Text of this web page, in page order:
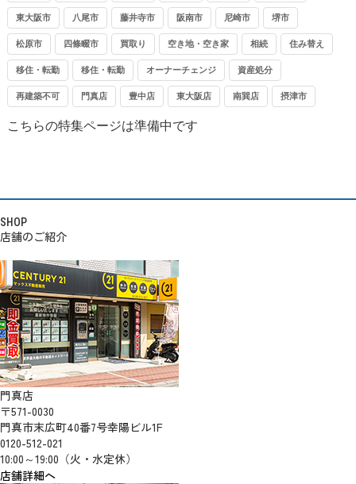
東大阪市 八尾市 藤井寺市 阪南市 尼崎市 堺市
松原市 四條畷市 買取り 空き地・空き家 相続 住み替え
移住・転勤 移住・転勤 オーナーチェンジ 資産処分
再建築不可 門真店 豊中店 東大阪店 南巽店 摂津市
こちらの特集ページは準備中です
SHOP
店舗のご紹介
門真店
〒571-0030
門真市末広町40番7号幸陽ビル1F
0120-512-021
10:00～19:00（火・水定休）
店舗詳細へ